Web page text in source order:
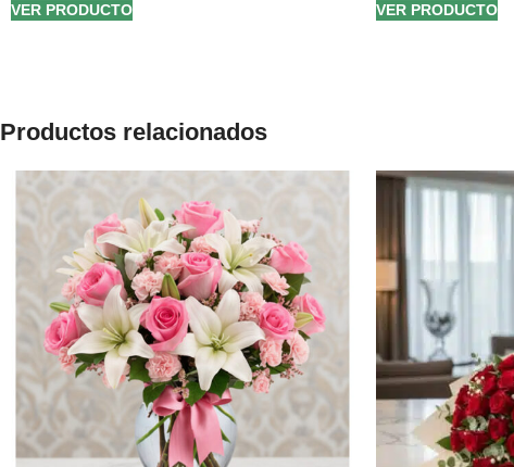
VER PRODUCTO
VER PRODUCTO
Productos relacionados